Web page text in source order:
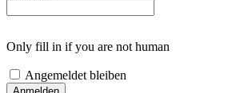
Only fill in if you are not human
Angemeldet bleiben